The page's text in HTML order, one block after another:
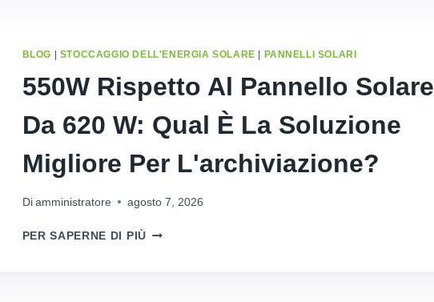
AI
&
MIGLIORI
SCELTE
2025
BLOG STOCCAGGIO DELL'ENERGIA SOLARE PANNELLI SOLARI
550W Rispetto Al Pannello Solare
Da 620 W: Qual È La Soluzione
Migliore Per L'archiviazione?
Di amministratore agosto 7, 2026
PER SAPERNE DI PIÙ550W